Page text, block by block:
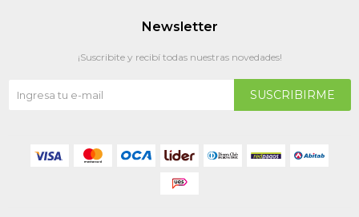
Newsletter
¡Suscribite y recibí todas nuestras novedades!
SUSCRIBIRME